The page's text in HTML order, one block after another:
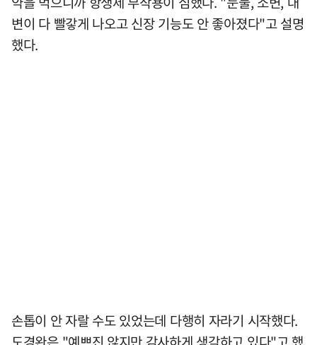
변이 다 빨갛게 나오고 신장 기능도 안 좋아졌다"고 설명
했다.
손톱이 안 자랄 수도 있었는데 다행히 자라기 시작했다.